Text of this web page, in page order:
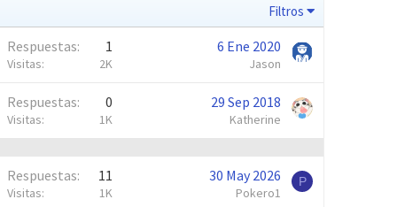
Filtros
Respuestas 1
Visitas 2K
6 Ene 2020
Jason
Respuestas 0
Visitas 1K
29 Sep 2018
Katherine
Respuestas 11
Visitas 1K
30 May 2026
Pokero1
P